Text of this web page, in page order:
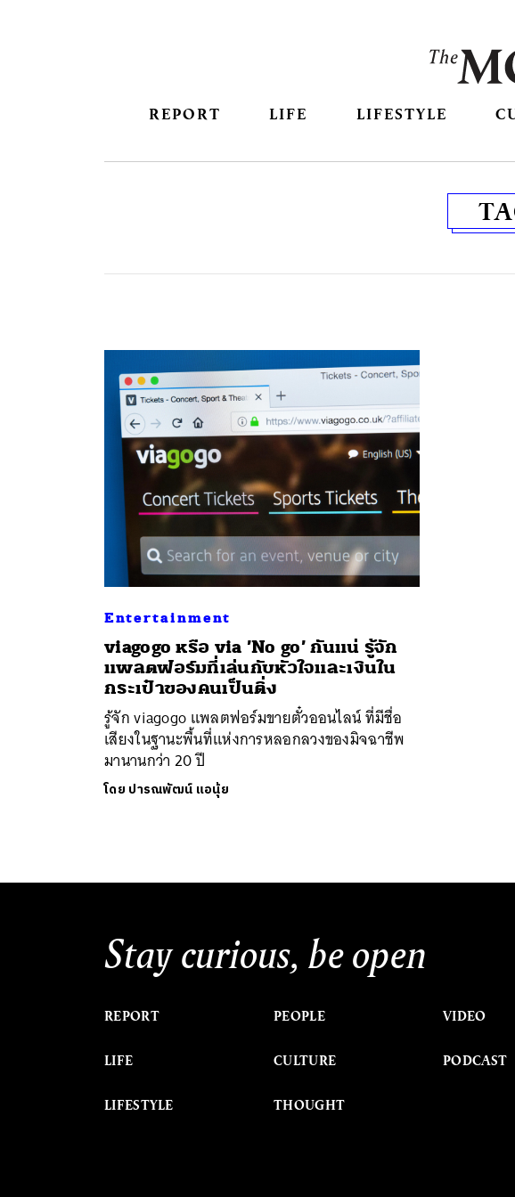
REPORT LIFE LIFESTYLE
Entertainment
viagogo หรือ via ’No go’ กันแน่ รู้จัก
แพลตฟอร์มที่เล่นกับหัวใจและเงินใน
กระเป๋าของคนเป็นติ่ง
รู้จัก viagogo แพลตฟอร์มขายตั๋วออนไลน์ ที่มีชื่อ
เสียงในฐานะพื้นที่แห่งการหลอกลวงของมิจฉาชีพ
มานานกว่า 20 ปี
โดย ปารณพัฒน์ แอนุ้ย
Stay curious, be open
REPORT
LIFE
LIFESTYLE
PEOPLE
CULTURE
THOUGHT
VIDEO
PODCAST